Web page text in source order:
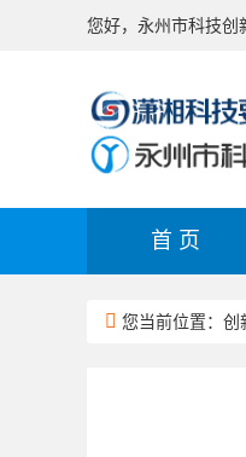
您好，永州市科技创
首 页
您当前位置：创